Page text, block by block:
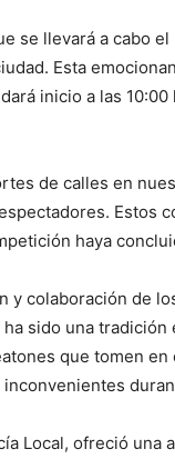
se llevará a cabo
Esta
inicio a las 10:00
de calles en
Estos
haya
y colaboración de
sido una tradición
que tomen
Local, ofreció una